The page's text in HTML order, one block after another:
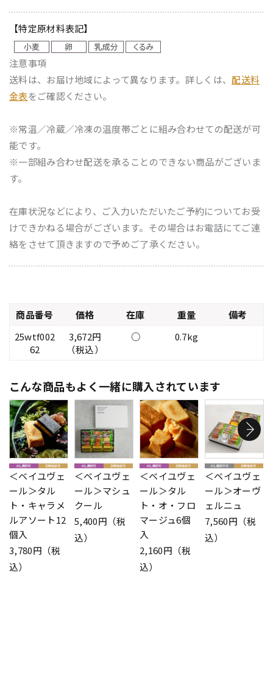
【特定原材料表記】
注意事項
送料は、お届け地域によって異なります。詳しくは、配送料
金表をご確認ください。
※常温／冷蔵／冷凍の温度帯ごとに組み合わせての配送が可
能です。
※一部組み合わせ配送を承ることのできない商品がございま
す。
在庫状況などにより、ご入力いただいたご予約についてお受
けできかねる場合がございます。その場合はお電話にてご連
絡をさせて頂きますので予めご了承ください。
商品番号 価格 在庫 重量
備考
25wtf002
62
3,672円
（税込）
○ 0.7kg
こんな商品もよく一緒に購入されています
＜ベイユヴェ
ール＞タル
ト・キャラメ
ルアソート12
個入
3,780円（税
込）
＜ベイユヴェ
ール＞マシュ
クール
5,400円（税
込）
＜ベイユヴェ
ール＞タル
ト・オ・フロ
マージュ6個
入
2,160円（税
込）
＜ベイユヴェ
ール＞オーヴ
ェルニュ
7,560円（税
込）